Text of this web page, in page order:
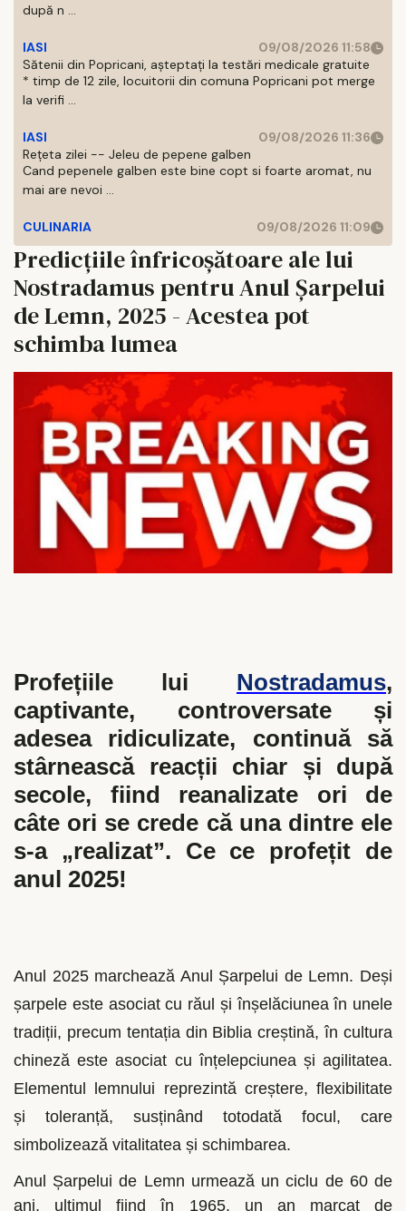
după n ...
IASI
09/08/2026 11:58
Sătenii din Popricani, așteptați la testări medicale gratuite
* timp de 12 zile, locuitorii din comuna Popricani pot merge
la verifi ...
IASI
09/08/2026 11:36
Rețeta zilei -- Jeleu de pepene galben
Cand pepenele galben este bine copt si foarte aromat, nu
mai are nevoi ...
CULINARIA 09/08/2026 11:09
Predicțiile înfricoșătoare ale lui
Nostradamus pentru Anul Șarpelui
de Lemn, 2025 - Acestea pot
schimba lumea
Profețiile lui Nostradamus,
captivante, controversate și
adesea ridiculizate, continuă să
stârnească reacții chiar și după
secole, fiind reanalizate ori de
câte ori se crede că una dintre ele
s-a „realizat”. Ce ce profețit de
anul 2025!
Anul 2025 marchează Anul Șarpelui de Lemn. Deși
șarpele este asociat cu răul și înșelăciunea în unele
tradiții, precum tentația din Biblia creștină, în cultura
chineză este asociat cu înțelepciunea și agilitatea.
Elementul lemnului reprezintă creștere, flexibilitate
și toleranță, susținând totodată focul, care
simbolizează vitalitatea și schimbarea.
Anul Șarpelui de Lemn urmează un ciclu de 60 de
ani, ultimul fiind în 1965, un an marcat de